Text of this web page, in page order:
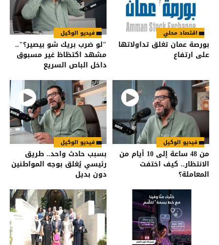
اقتصاد محلي
بورصة عمان تغلق تداولاتها
على ارتفاع
فيديو الوكيل
"لو ضرب بريك شو بيصير؟"..
مشهد اكتظاظ غير مسبوق
داخل الباص السريع
فيديو الوكيل
من 48 ساعة إلى 10 أيام من
الانتظار.. كيف اختفت
المعاملة؟
فيديو الوكيل
بسبب حادث واحد.. طريق
رئيسي يُغلق بوجه المواطنين
دون بديل